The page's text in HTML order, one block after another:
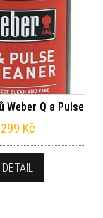
Weber Q a Pulse
299 Kč
DETAIL